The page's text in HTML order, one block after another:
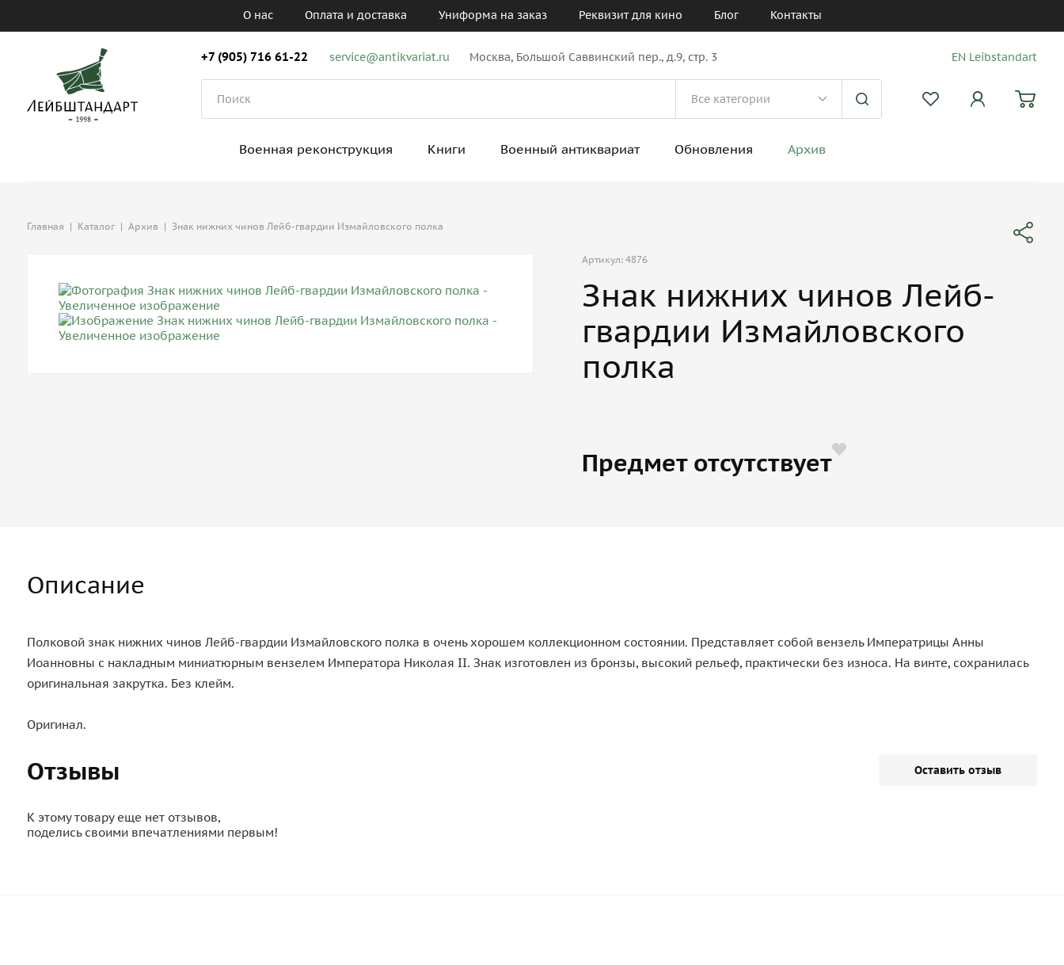
О нас Оплата и доставка Униформа на заказ Реквизит для кино Блог Контакты
+7 (905) 716 61-22 service@antikvariat.ru Москва, Большой Саввинский пер., д.9, стр. 3 EN Leibstandart
Военная реконструкция Книги Военный антиквариат Обновления Архив
Главная | Каталог | Архив | Знак нижних чинов Лейб-гвардии Измайловского полка
Артикул: 4876
Знак нижних чинов Лейб-
гвардии Измайловского
полка
Предмет отсутствует
Описание
Полковой знак нижних чинов Лейб-гвардии Измайловского полка в очень хорошем коллекционном состоянии. Представляет собой вензель Императрицы Анны
Иоанновны с накладным миниатюрным вензелем Императора Николая II. Знак изготовлен из бронзы, высокий рельеф, практически без износа. На винте, сохранилась
оригинальная закрутка. Без клейм.
Оригинал.
Отзывы Оставить отзыв
К этому товару еще нет отзывов,
поделись своими впечатлениями первым!